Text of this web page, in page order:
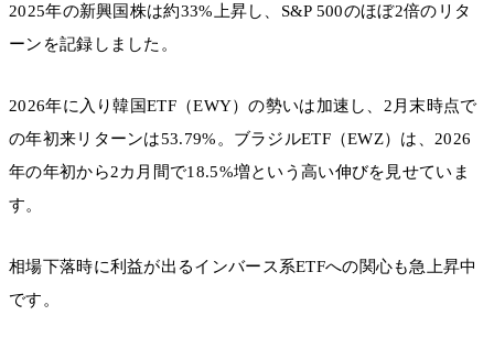
2025年の新興国株は約33%上昇し、S&P 500のほぼ2倍のリタ
ーンを記録しました。
2026年に入り韓国ETF（EWY）の勢いは加速し、2月末時点で
の年初来リターンは53.79%。ブラジルETF（EWZ）は、2026
年の年初から2カ月間で18.5%増という高い伸びを見せていま
す。
相場下落時に利益が出るインバース系ETFへの関心も急上昇中
です。